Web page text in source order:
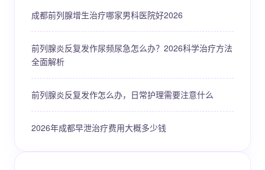
成都前列腺增生治疗哪家男科医院好2026
前列腺炎反复发作尿频尿急怎么办？2026科学治疗方法
全面解析
前列腺炎反复发作怎么办，日常护理需要注意什么
2026年成都早泄治疗费用大概多少钱